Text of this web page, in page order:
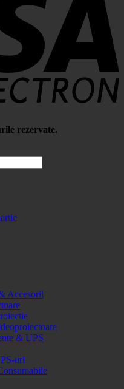
rezervate.
Accesorii
& UPS
uri